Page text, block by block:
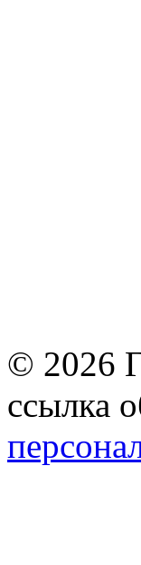
© 2026
ссылка